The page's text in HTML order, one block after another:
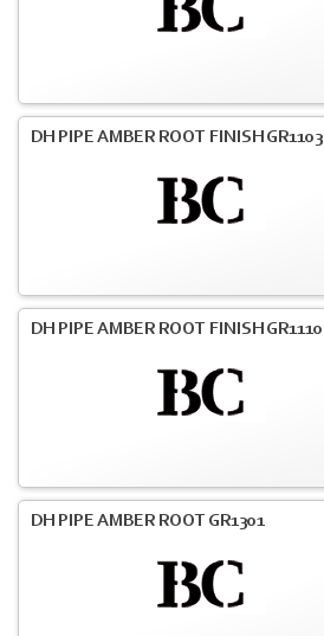
DH PIPE AMBER ROOT FINISH GR1103
DH PIPE AMBER ROOT FINISH GR1110
DH PIPE AMBER ROOT GR1301